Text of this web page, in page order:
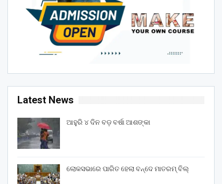
Latest News
ଆହୁରି ୪ ଦିନ ବଡ଼ ବର୍ଷା ଆଶଙ୍କା
ଲୋକସଭାରେ ପାରିତ ହେଲା ବନ୍ଦେ ମାତରମ୍‌ ବିଲ୍‌